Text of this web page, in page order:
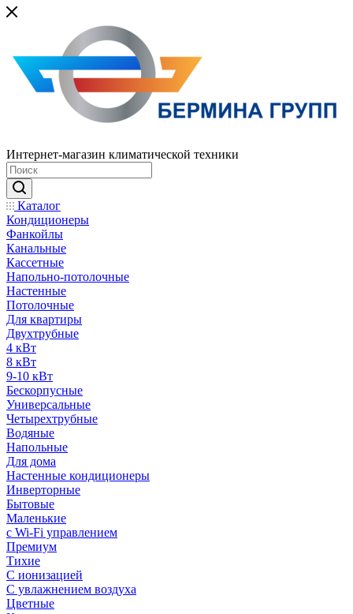
Интернет-магазин климатической техники
Каталог
Кондиционеры
Фанкойлы
Канальные
Кассетные
Напольно-потолочные
Настенные
Потолочные
Для квартиры
Двухтрубные
4 кВт
8 кВт
9-10 кВт
Бескорпусные
Универсальные
Четырехтрубные
Водяные
Напольные
Для дома
Настенные кондиционеры
Инверторные
Бытовые
Маленькие
с Wi-Fi управлением
Премиум
Тихие
С ионизацией
С увлажнением воздуха
Цветные